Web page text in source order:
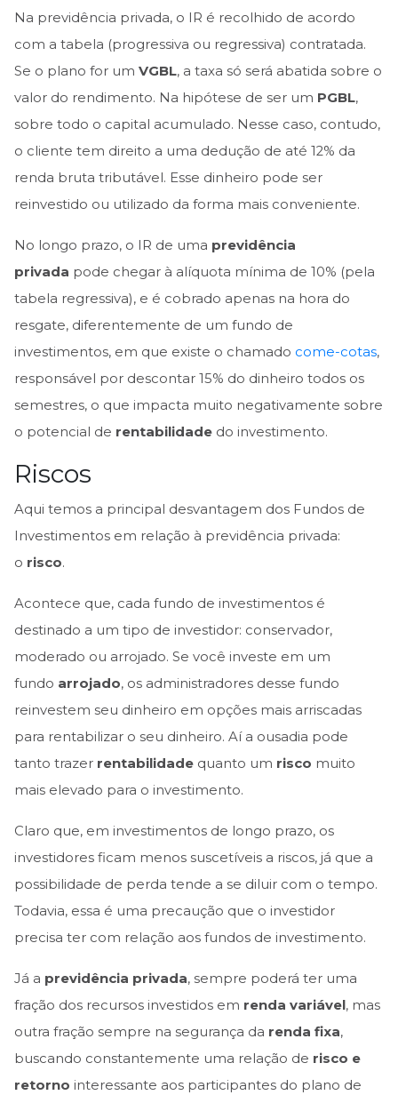
Na previdência privada, o IR é recolhido de acordo
com a tabela (progressiva ou regressiva) contratada.
Se o plano for um VGBL, a taxa só será abatida sobre o
valor do rendimento. Na hipótese de ser um PGBL,
sobre todo o capital acumulado. Nesse caso, contudo,
o cliente tem direito a uma dedução de até 12% da
renda bruta tributável. Esse dinheiro pode ser
reinvestido ou utilizado da forma mais conveniente.
No longo prazo, o IR de uma previdência
privada pode chegar à alíquota mínima de 10% (pela
tabela regressiva), e é cobrado apenas na hora do
resgate, diferentemente de um fundo de
investimentos, em que existe o chamado come-cotas,
responsável por descontar 15% do dinheiro todos os
semestres, o que impacta muito negativamente sobre
o potencial de rentabilidade do investimento.
Riscos
Aqui temos a principal desvantagem dos Fundos de
Investimentos em relação à previdência privada:
o risco.
Acontece que, cada fundo de investimentos é
destinado a um tipo de investidor: conservador,
moderado ou arrojado. Se você investe em um
fundo arrojado, os administradores desse fundo
reinvestem seu dinheiro em opções mais arriscadas
para rentabilizar o seu dinheiro. Aí a ousadia pode
tanto trazer rentabilidade quanto um risco muito
mais elevado para o investimento.
Claro que, em investimentos de longo prazo, os
investidores ficam menos suscetíveis a riscos, já que a
possibilidade de perda tende a se diluir com o tempo.
Todavia, essa é uma precaução que o investidor
precisa ter com relação aos fundos de investimento.
Já a previdência privada, sempre poderá ter uma
fração dos recursos investidos em renda variável , mas
outra fração sempre na segurança da renda fixa,
buscando constantemente uma relação de risco e
retorno interessante aos participantes do plano de